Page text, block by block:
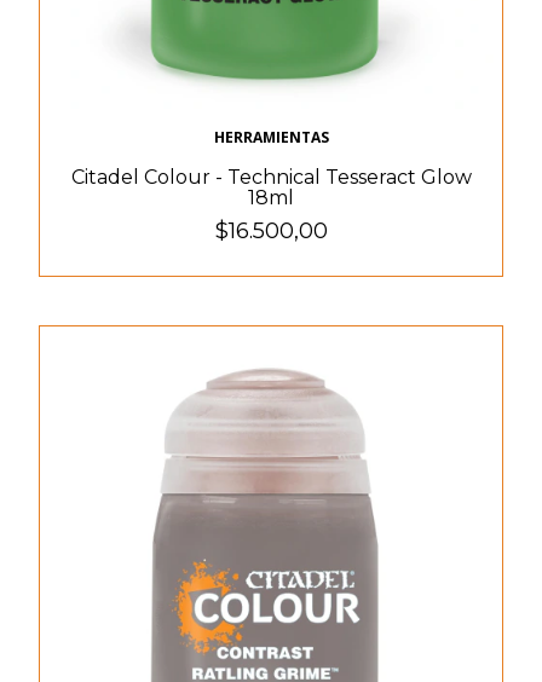
HERRAMIENTAS
Citadel Colour - Technical Tesseract Glow
18ml
$16.500,00